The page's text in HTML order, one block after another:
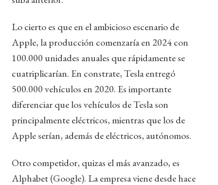
Lo cierto es que en el ambicioso escenario de
Apple, la producción comenzaría en 2024 con
100.000 unidades anuales que rápidamente se
cuatriplicarían. En constrate, Tesla entregó
500.000 vehículos en 2020. Es importante
diferenciar que los vehículos de Tesla son
principalmente eléctricos, mientras que los de
Apple serían, además de eléctricos, autónomos.
Otro competidor, quizas el más avanzado, es
Alphabet (Google). La empresa viene desde hace